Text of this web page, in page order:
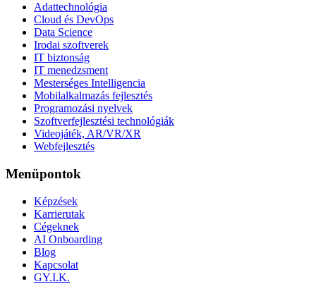
Adattechnológia
Cloud és DevOps
Data Science
Irodai szoftverek
IT biztonság
IT menedzsment
Mesterséges Intelligencia
Mobilalkalmazás fejlesztés
Programozási nyelvek
Szoftverfejlesztési technológiák
Videojáték, AR/VR/XR
Webfejlesztés
Menüpontok
Képzések
Karrierutak
Cégeknek
AI Onboarding
Blog
Kapcsolat
GY.I.K.